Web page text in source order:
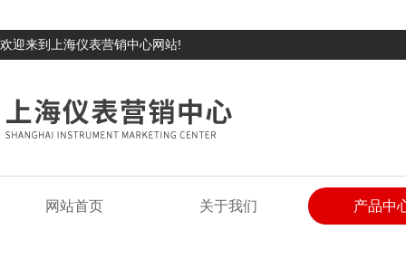
欢迎来到上海仪表营销中心网站!
网站首页 关于我们 产品中